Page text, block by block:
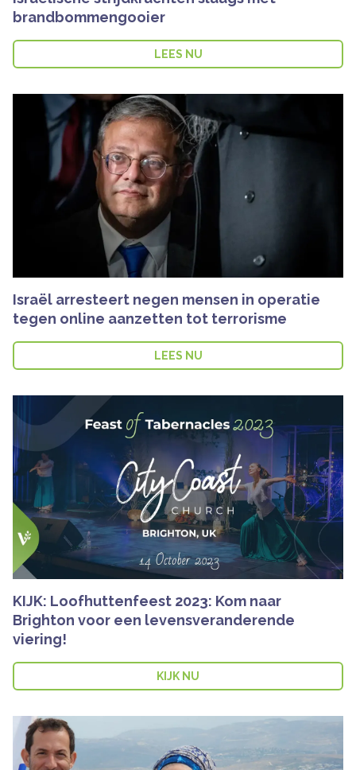
brandbommengooier
LEES NU
Israël arresteert negen mensen in operatie
tegen online aanzetten tot terrorisme
LEES NU
KIJK: Loofhuttenfeest 2023: Kom naar
Brighton voor een levensveranderende
viering!
KIJK NU